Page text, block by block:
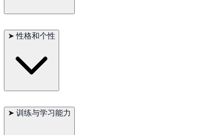
➤ 性格和个性
➤ 训练与学习能力